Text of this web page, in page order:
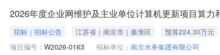
2026年度企业网维护及主业单位计算机更新项目算
招标｜招标公告 江苏省｜南京市｜秦淮区
预算224.30万元
项目编号： W2026-0163 招标单位： 南京水务集团有限公司